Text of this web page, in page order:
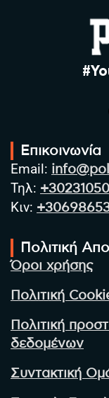
Επικοινωνία
Email:
Τηλ:
Κιν:
Πολιτική
Όροι χρήσης
Πολιτική
Πολιτική
δεδομένων
Συντακτική